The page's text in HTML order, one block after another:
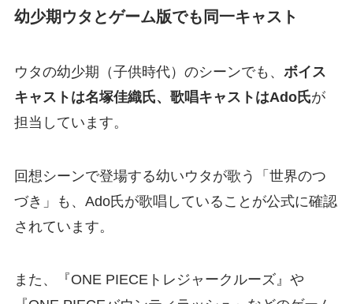
幼少期ウタとゲーム版でも同一キャスト
ウタの幼少期（子供時代）のシーンでも、 ボイス
キャストは名塚佳織氏、歌唱キャストはAdo氏が
担当しています。
回想シーンで登場する幼いウタが歌う「世界のつ
づき」も、Ado氏が歌唱していることが公式に確認
されています。
また、『ONE PIECEトレジャークルーズ』や